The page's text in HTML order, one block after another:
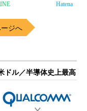
Hatena
ジへ
ドル／半導体史上最高